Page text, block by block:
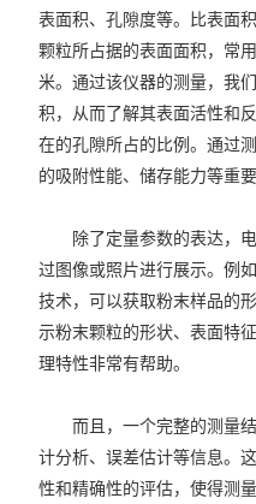
表面积、孔隙度等。比表面
颗粒所占据的表面面积，常
米。通过该仪器的测量，我
积，从而了解其表面活性和
在的孔隙所占的比例。通过
的吸附性能、储存能力等重要
除了定量参数的表达，电
过图像或照片进行展示。例
技术，可以获取粉末样品的
示粉末颗粒的形状、表面特
理特性非常有帮助。
而且，一个完整的测量结
计分析、误差估计等信息。
性和精确性的评估，使得测